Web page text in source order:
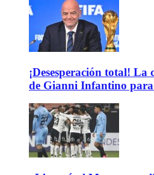
¡Desesperación total!
de Gianni Infantino